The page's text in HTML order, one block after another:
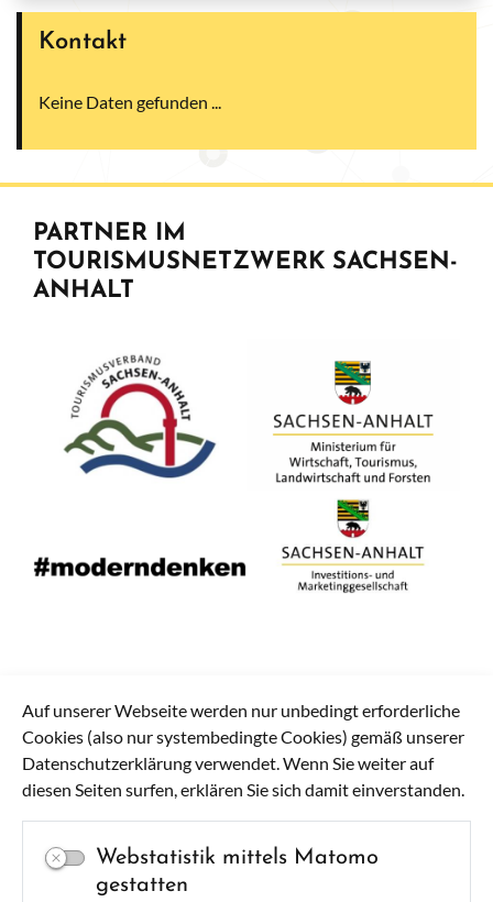
Auf unserer Webseite werden nur unbedingt erforderliche
Cookies (also nur systembedingte Cookies) gemäß unserer
Datenschutzerklärung verwendet. Wenn Sie weiter auf
diesen Seiten surfen, erklären Sie sich damit einverstanden.
Webstatistik mittels Matomo
gestatten
Kontakt
Keine Daten gefunden ...
PARTNER IM
TOURISMUSNETZWERK SACHSEN-
ANHALT